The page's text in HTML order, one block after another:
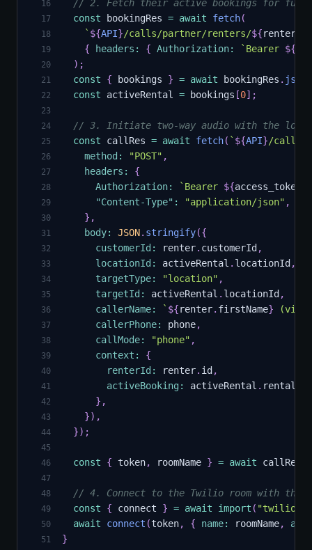
16 // 2. Fetch their active bookings for full
17 const bookingRes = await fetch(
18 ` ${API}/calls/partner/renters/${renter
19 { headers : { Authorization: ` Bearer ${
20 ) ;
21 const { bookings } = await bookingRes . json
22 const activeRental = bookings [0] ;
23
24
// 3. Initiate two-way audio with the
25 const callRes = await fetch( ` ${API}/calls/
26 method : "POST" ,
27 headers : {
28 Authorization: ` Bearer ${access_token
29 "Content-Type" : "application/json" ,
30 } ,
31 body: JSON. stringify({
32 customerId : renter. customerId ,
33 locationId : activeRental . locationId ,
34 targetType: "location" ,
35 targetId : activeRental . locationId ,
36 callerName: ` ${renter. firstName} (via
37 callerPhone: phone,
38 callMode: "phone" ,
39 context : {
40 renterId : renter. id ,
41 activeBooking : activeRental . rentalId
42 } ,
43 }) ,
44 }) ;
45
46
const { token, roomName } = await callRes
47
48
// 4. Connect to the Twilio room with the
49 const { connect } = await import ( "twilio-
50 await connect (token, { name: roomName,
51 }